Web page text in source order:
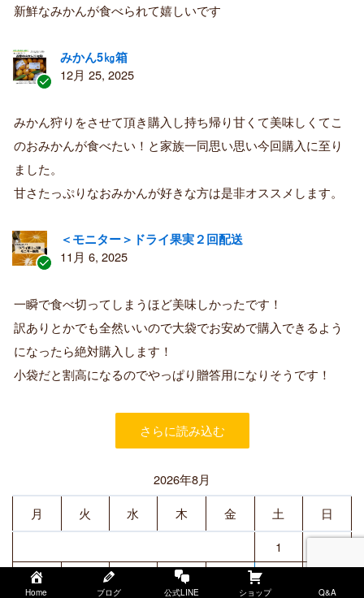
新鮮なみかんが食べられて嬉しいです
証
済
み
購
者
みかん5㎏箱
12月 25, 2025
みかん狩りをさせて頂き購入し持ち帰り甘くて美味しくてこ
のおみかんが食べたい！と家族一同思い思い今回購入に至り
ました。
甘さたっぷりなおみかんが好きな方は是非オススメします。
証
済
み
購
者
＜モニター＞ドライ果実２回配送
11月 6, 2025
一瞬で食べ切ってしまうほど美味しかったです！
訳ありとかでも全然いいので大袋でお安めで購入できるよう
になったら絶対購入します！
小袋だと割高になるのでやっぱり贈答用になりそうです！
さらに読み込む
2026年8月
月
火 水 木 金 土
日
1
3
6
Home ブログ 公式LINE ショップ Q&A